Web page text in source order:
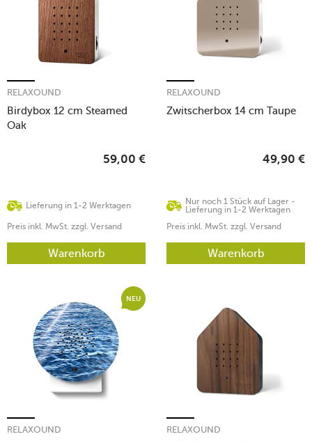
Birdybox 12 cm Steamed
Oak
RELAXOUND
Lieferung in 1-2 Werktagen
59,00 €
Preis inkl. MwSt. zzgl. Versand
Warenkorb
Zwitscherbox 14 cm Taupe
RELAXOUND
Nur noch 1 Stück auf Lager -
Lieferung in 1-2 Werktagen
49,90 €
Preis inkl. MwSt. zzgl. Versand
Warenkorb
NEU
RELAXOUND RELAXOUND